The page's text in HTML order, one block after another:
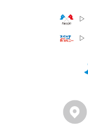
▷
▷